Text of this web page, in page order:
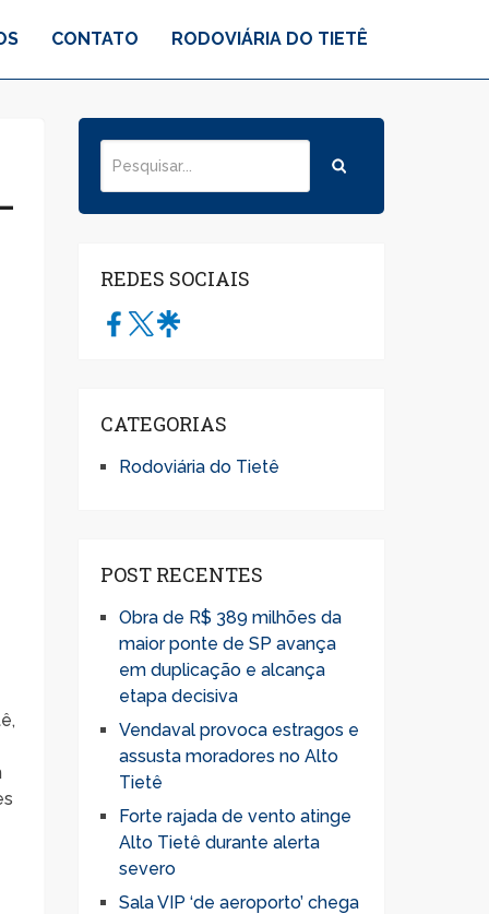
CONTATO RODOVIÁRIA DO TIETÊ
REDES SOCIAIS
CATEGORIAS
Rodoviária do Tietê
POST RECENTES
Obra de R$ 389 milhões da
maior ponte de SP avança
em duplicação e alcança
etapa decisiva
Vendaval provoca estragos e
assusta moradores no Alto
Tietê
Forte rajada de vento atinge
Alto Tietê durante alerta
severo
Sala VIP ‘de aeroporto’ chega